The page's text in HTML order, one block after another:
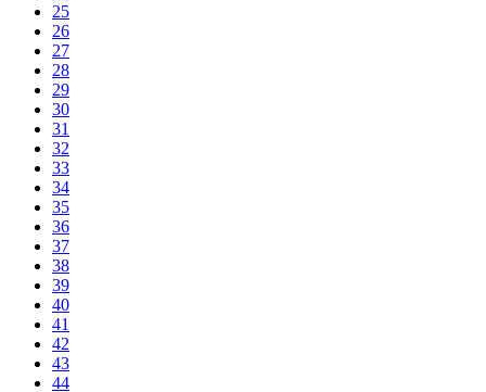
25
26
27
28
29
30
31
32
33
34
35
36
37
38
39
40
41
42
43
44